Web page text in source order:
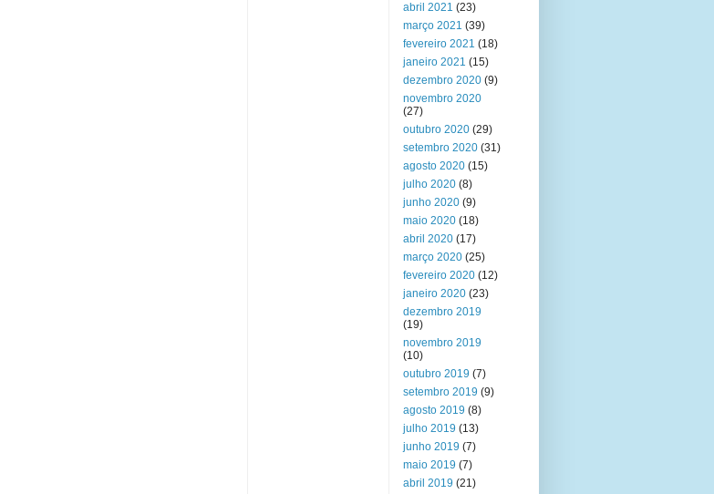
abril 2021 (23)
março 2021 (39)
fevereiro 2021 (18)
janeiro 2021 (15)
dezembro 2020 (9)
novembro 2020
(27)
outubro 2020 (29)
setembro 2020 (31)
agosto 2020 (15)
julho 2020 (8)
junho 2020 (9)
maio 2020 (18)
abril 2020 (17)
março 2020 (25)
fevereiro 2020 (12)
janeiro 2020 (23)
dezembro 2019
(19)
novembro 2019
(10)
outubro 2019 (7)
setembro 2019 (9)
agosto 2019 (8)
julho 2019 (13)
junho 2019 (7)
maio 2019 (7)
abril 2019 (21)